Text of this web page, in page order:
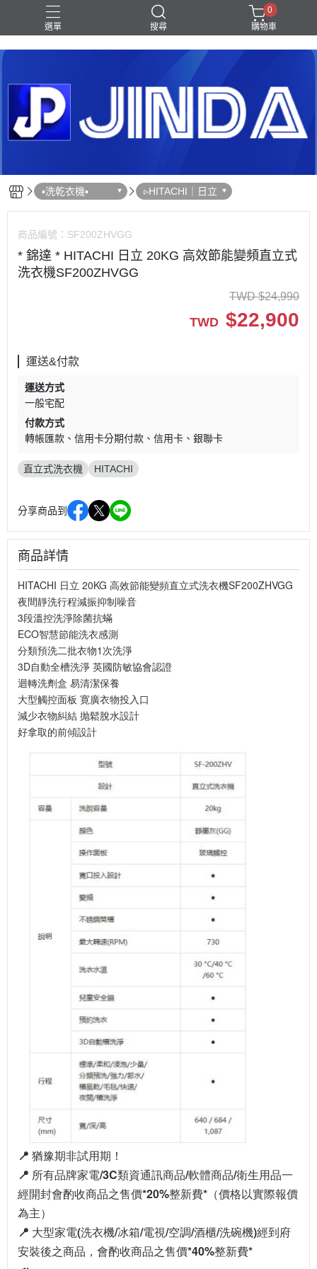
選單 搜尋
Shark｜Ninja 滾筒洗衣機 除濕機 電視
0
購物車
▪︎洗乾衣機▪︎ ▹HITACHI｜日立
商品編號： SF200ZHVGG
* 錦達 * HITACHI 日立 20KG 高效節能變頻直立式
洗衣機SF200ZHVGG
TWD $24,990
TWD $22,900
運送&付款
運送方式
一般宅配
付款方式
轉帳匯款
信用卡分期付款 信用卡 銀聯卡
直立式洗衣機 HITACHI
分享商品到
商品詳情
HITACHI 日立 20KG 高效節能變頻直立式洗衣機SF200ZHVGG
夜間靜洗行程減振抑制噪音
3段溫控洗淨除菌抗蟎
ECO智慧節能洗衣感測
分類預洗二批衣物1次洗淨
3D自動全槽洗淨 英國防敏協會認證
迴轉洗劑盒 易清潔保養
大型觸控面板 寛廣衣物投入口
減少衣物糾結 抛鬆脫水設計
好拿取的前傾設計
📍 猶豫期非試用期！
📍 所有品牌家電/3C類資通訊商品/軟體商品/衛生用品一
經開封會酌收商品之售價*20%整新費*（價格以實際報價
為主）
📍 大型家電(洗衣機/冰箱/電視/空調/酒櫃/洗碗機)經到府
安裝後之商品，會酌收商品之售價*40%整新費*